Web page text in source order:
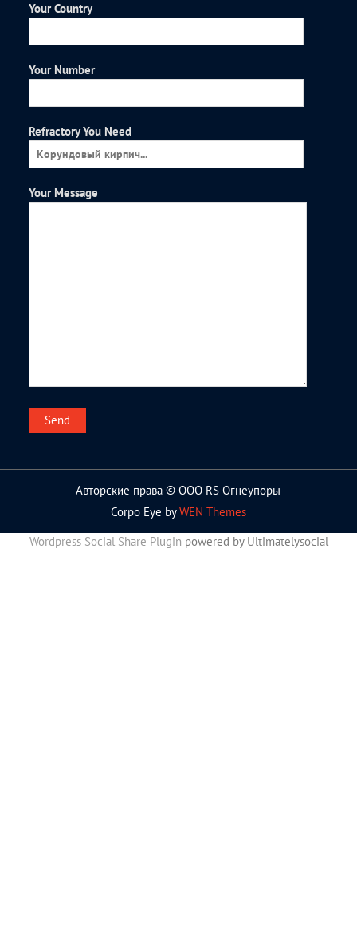
Your Country
Your Number
Refractory You Need
Your Message
Авторские права © ООО RS Огнеупоры
Corpo Eye byWEN Themes
Wordpress Social Share Plugin powered by Ultimatelysocial